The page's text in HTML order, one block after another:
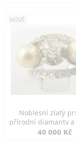
NOVÉ
Noblesní zlatý
přírodní diamanty a
perly
40 000 Kč